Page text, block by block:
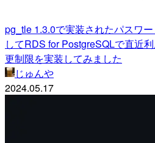
pg_tle 1.3.0で実装されたパスワ
してRDS for PostgreSQLで直近
更制限を実装してみました
じゅんや
2024.05.17